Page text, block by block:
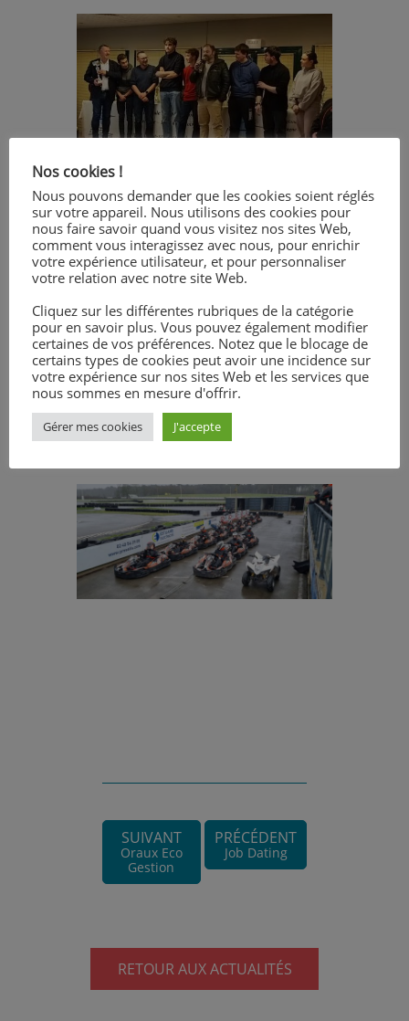
Et la nouvelle saison est lancée. Les
présélections ont eu lieu jeudi 1ᵉʳ
février sur Kart à Plessé. Sont
présélectionnés Agathe PAULAY
filles ; Medhi JAN (BTS1V) et Melwenn
MEUDAL (MCPM) pour les garçons.
Samedi 10 février aura lieu la
journée de roulage à Lohéac avec la
Formule Campus qui permettra de
départager les 2 garçons et les 2
filles.
SUIVANT
Oraux Eco
Gestion
PRÉCÉDENT
Job Dating
RETOUR AUX ACTUALITÉS
Nos cookies !
Nous pouvons demander que les cookies soient réglés
sur votre appareil. Nous utilisons des cookies pour
nous faire savoir quand vous visitez nos sites Web,
comment vous interagissez avec nous, pour enrichir
votre expérience utilisateur, et pour personnaliser
votre relation avec notre site Web.
Cliquez sur les différentes rubriques de la catégorie
pour en savoir plus. Vous pouvez également modifier
certaines de vos préférences. Notez que le blocage de
certains types de cookies peut avoir une incidence sur
votre expérience sur nos sites Web et les services que
nous sommes en mesure d'offrir.
Gérer mes cookies J'accepte